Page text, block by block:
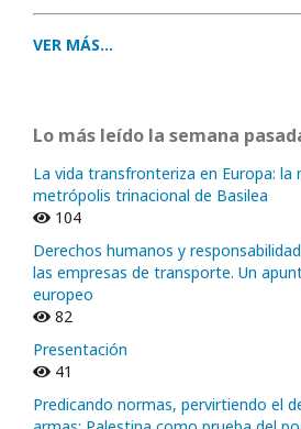
VER MÁS...
Lo más leído la semana
La vida transfronteriza en Europa: la
metrópolis trinacional de Basilea
104
Derechos humanos y
las empresas de transporte. Un
europeo
82
Presentación
41
Predicando normas, pervirtiendo el